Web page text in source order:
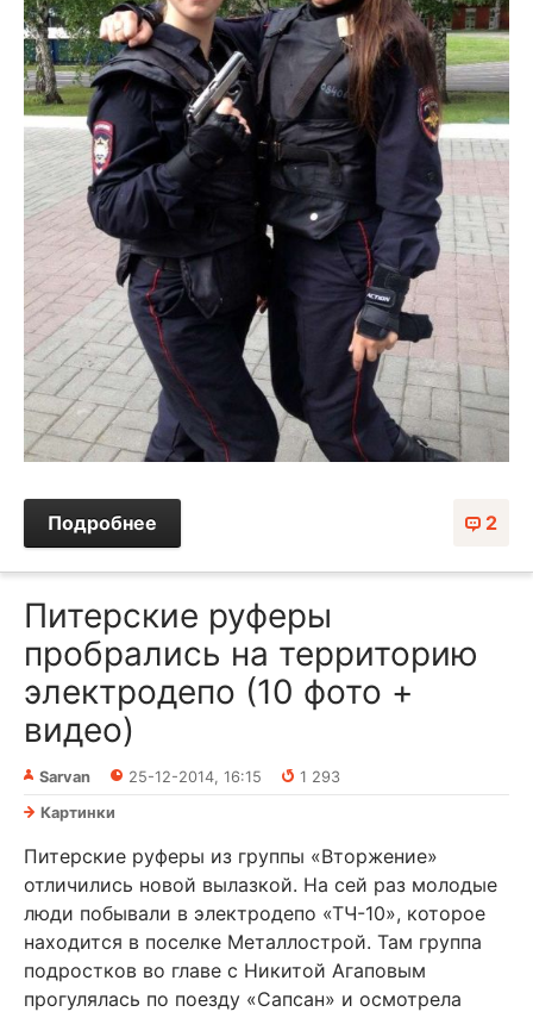
2
Подробнее
Питерские руферы
пробрались на территорию
электродепо (10 фото +
видео)
Sarvan 25-12-2014, 16:15
1 293
Картинки
Питерские руферы из группы «Вторжение»
отличились новой вылазкой. На сей раз молодые
люди побывали в электродепо «ТЧ-10», которое
находится в поселке Металлострой. Там группа
подростков во главе с Никитой Агаповым
прогулялась по поезду «Сапсан» и осмотрела